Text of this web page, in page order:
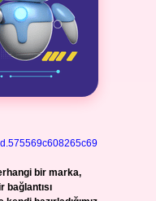
bir marka,
bağlantısı